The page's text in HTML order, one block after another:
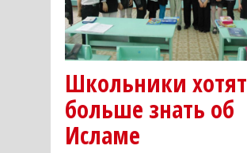
Школьники хотят
больше знать об
Исламе